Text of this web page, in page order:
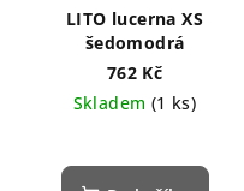
LITO lucerna XS
šedomodrá
762 Kč
Skladem (1 ks)